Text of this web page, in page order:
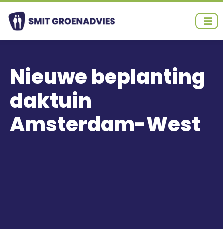
Ga
naar
inhoud
Nieuwe beplanting
daktuin
Amsterdam-West